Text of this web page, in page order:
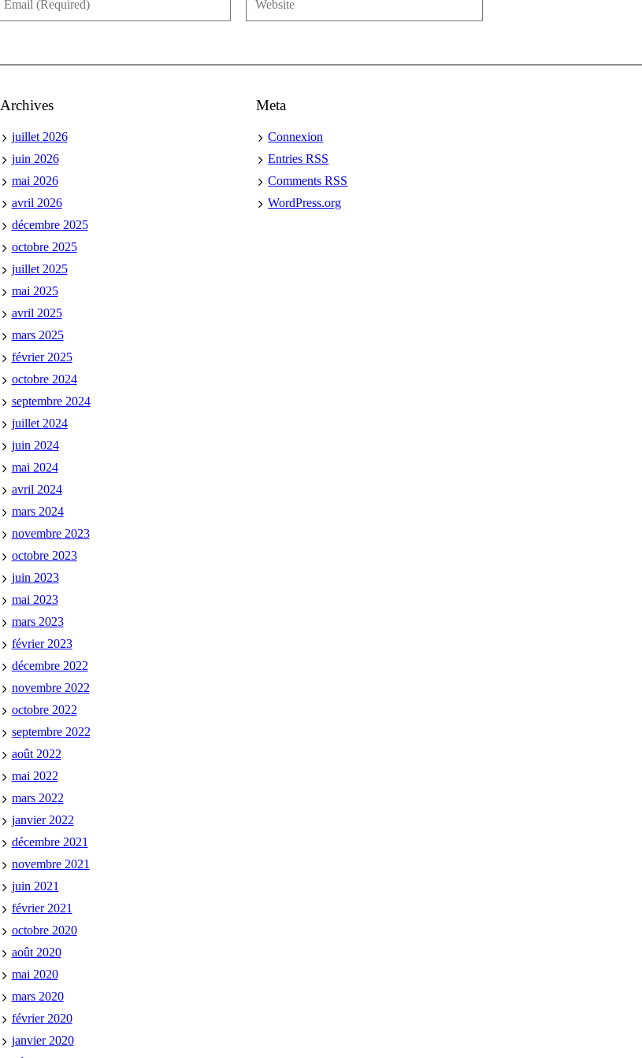
Archives
juillet 2026
juin 2026
mai 2026
avril 2026
décembre 2025
octobre 2025
juillet 2025
mai 2025
avril 2025
mars 2025
février 2025
octobre 2024
septembre 2024
juillet 2024
juin 2024
mai 2024
avril 2024
mars 2024
novembre 2023
octobre 2023
juin 2023
mai 2023
mars 2023
février 2023
décembre 2022
novembre 2022
octobre 2022
septembre 2022
août 2022
mai 2022
mars 2022
janvier 2022
décembre 2021
novembre 2021
juin 2021
février 2021
octobre 2020
août 2020
mai 2020
mars 2020
février 2020
janvier 2020
Meta
Connexion
EntriesRSS
CommentsRSS
WordPress.org